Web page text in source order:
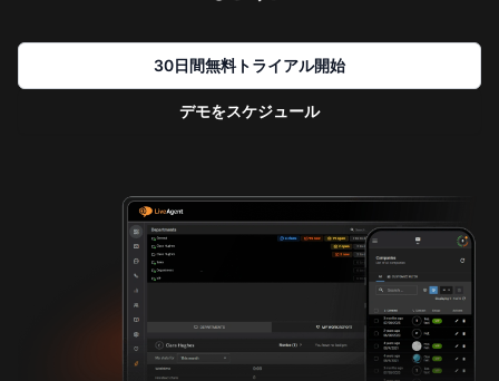
30日間無料トライアル開始
デモをスケジュール